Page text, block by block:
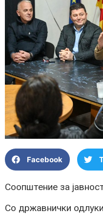
Facebook
Соопштение за
Со државнички